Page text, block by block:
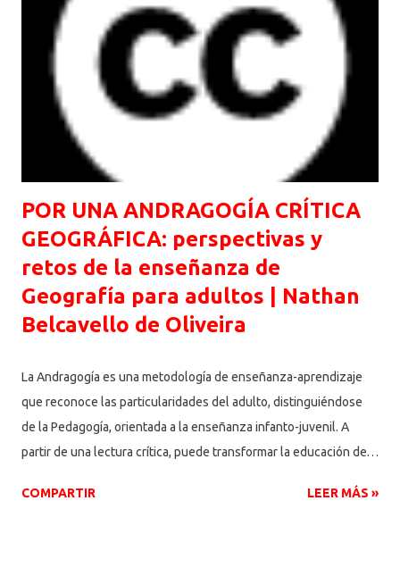
processo histórico. Debate fundamental, a nosso ver, para a
contribuição de Milton Santos na Geografia. Palavras-chave:
Formação Econômico-Social; Totalidade; Marx; Lênin;
Materialismo Histórico. Abstract It is thorough research
etymological and epistemological on the category of social-
economic formation, from its conceptual or...
POR UNA ANDRAGOGÍA CRÍTICA
GEOGRÁFICA: perspectivas y
retos de la enseñanza de
Geografía para adultos | Nathan
Belcavello de Oliveira
La Andragogía es una metodología de enseñanza-aprendizaje
que reconoce las particularidades del adulto, distinguiéndose
de la Pedagogía, orientada a la enseñanza infanto-juvenil. A
partir de una lectura crítica, puede transformar la educación de
inmediatas, ofreciendo un camino efectivo para el trabajo
COMPARTIR LEER MÁS »